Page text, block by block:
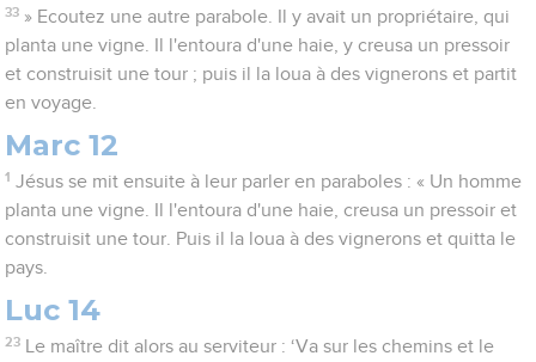
33 » Ecoutez une autre parabole. Il y avait un propriétaire, qui
planta une vigne. Il l'entoura d'une haie, y creusa un pressoir
et construisit une tour ; puis il la loua à des vignerons et partit
en voyage.
Marc 12
1 Jésus se mit ensuite à leur parler en paraboles : « Un homme
planta une vigne. Il l'entoura d'une haie, creusa un pressoir et
construisit une tour. Puis il la loua à des vignerons et quitta le
pays.
Luc 14
23
Le maître dit alors au serviteur : ‘Va sur les chemins et le